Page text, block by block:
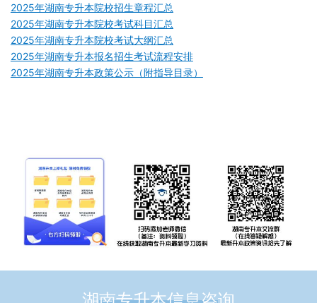
2025年湖南专升本院校招生章程汇总
2025年湖南专升本院校考试科目汇总
2025年湖南专升本院校考试大纲汇总
2025年湖南专升本报名招生考试流程安排
2025年湖南专升本政策公示（附指导目录）